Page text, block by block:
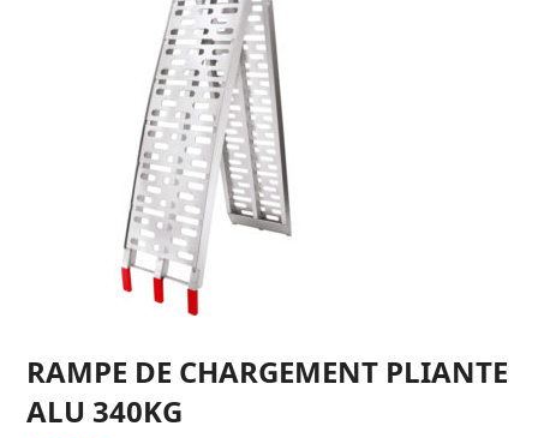
RAMPE DE CHARGEMENT PLIANTE
ALU 340KG